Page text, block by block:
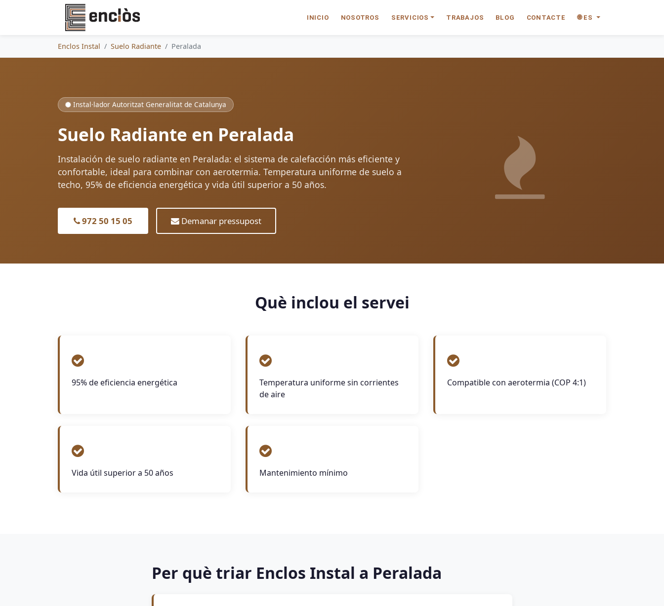
INICIO NOSOTROS SERVICIOS TRABAJOS BLOG CONTACTE 🌐 ES
Enclos Instal Suelo Radiante Peralada
Instal·lador Autoritzat Generalitat de Catalunya
Suelo Radiante en Peralada
Instalación de suelo radiante en Peralada: el sistema de calefacción más eficiente y
confortable, ideal para combinar con aerotermia. Temperatura uniforme de suelo a
techo, 95% de eficiencia energética y vida útil superior a 50 años.
972 50 15 05 Demanar pressupost
Què inclou el servei
95% de eficiencia energética
Temperatura uniforme sin corrientes
de aire
Compatible con aerotermia (COP 4:1)
Vida útil superior a 50 años Mantenimiento mínimo
Per què triar Enclos Instal a Peralada